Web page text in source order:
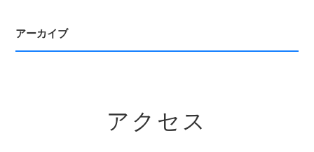
アーカイブ
アクセス